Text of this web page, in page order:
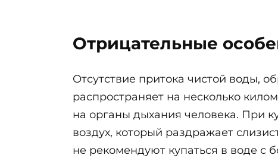
Отрицательные
Отсутствие притока чистой воды,
распространяет на несколько
на органы дыхания человека. При
воздух, который раздражает
не рекомендуют купаться в воде с